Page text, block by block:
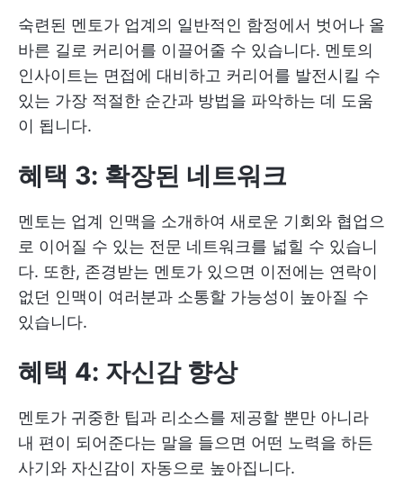
숙련된 멘토가 업계의 일반적인 함정에서 벗어나 올
바른 길로 커리어를 이끌어줄 수 있습니다. 멘토의
인사이트는 면접에 대비하고 커리어를 발전시킬 수
있는 가장 적절한 순간과 방법을 파악하는 데 도움
이 됩니다.
혜택 3: 확장된 네트워크
멘토는 업계 인맥을 소개하여 새로운 기회와 협업으
로 이어질 수 있는 전문 네트워크를 넓힐 수 있습니
다. 또한, 존경받는 멘토가 있으면 이전에는 연락이
없던 인맥이 여러분과 소통할 가능성이 높아질 수
있습니다.
혜택 4: 자신감 향상
멘토가 귀중한 팁과 리소스를 제공할 뿐만 아니라
내 편이 되어준다는 말을 들으면 어떤 노력을 하든
사기와 자신감이 자동으로 높아집니다.